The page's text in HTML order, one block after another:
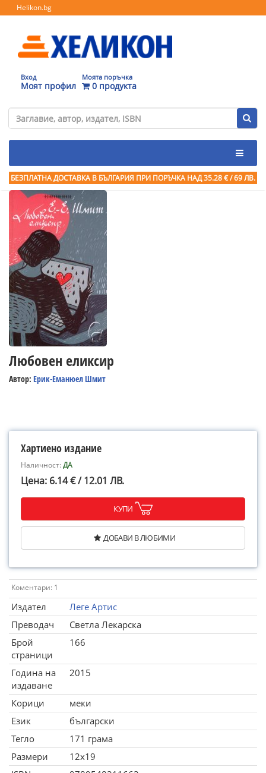
Helikon.bg
Вход
Моят профил
Моята поръчка
0 продукта
БЕЗПЛАТНА ДОСТАВКА В БЪЛГАРИЯ ПРИ ПОРЪЧКА НАД 35.28 € / 69 ЛВ.
Любовен еликсир
Автор: Ерик-Еманюел Шмит
Хартиено издание
Наличност:ДА
Цена: 6.14 € / 12.01 ЛВ.
КУПИ
ДОБАВИ В ЛЮБИМИ
Коментари: 1
Издател
Леге Артис
Преводач
Светла Лекарска
Брой
страници
166
Година на
издаване
2015
Корици
меки
Език
български
Тегло
171 грама
Размери
12x19